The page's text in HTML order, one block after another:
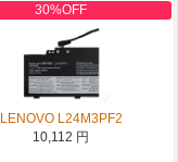
30%OFF
LENOVO L24M3PF2
10,112 円